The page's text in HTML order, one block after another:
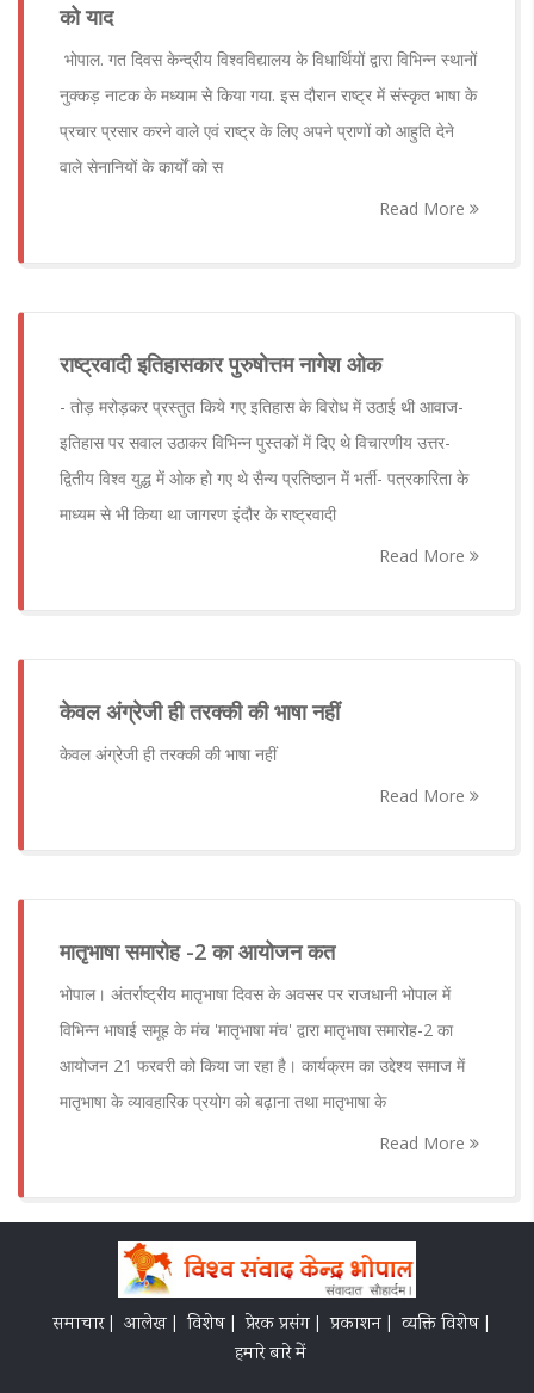
को याद
भोपाल. गत दिवस केन्द्रीय विश्वविद्यालय के विधार्थियों द्वारा विभिन्न स्थानों
नुक्कड़ नाटक के मध्याम से किया गया. इस दौरान राष्ट्र में संस्कृत भाषा के
प्रचार प्रसार करने वाले एवं राष्ट्र के लिए अपने प्राणों को आहुति देने
वाले सेनानियों के कार्यों को स
Read More
राष्ट्रवादी इतिहासकार पुरुषोत्तम नागेश ओक
- तोड़ मरोड़कर प्रस्तुत किये गए इतिहास के विरोध में उठाई थी आवाज-
इतिहास पर सवाल उठाकर विभिन्न पुस्तकों में दिए थे विचारणीय उत्तर-
द्वितीय विश्व युद्ध में ओक हो गए थे सैन्य प्रतिष्ठान में भर्ती- पत्रकारिता के
माध्यम से भी किया था जागरण इंदौर के राष्ट्रवादी
Read More
केवल अंग्रेजी ही तरक्की की भाषा नहीं
केवल अंग्रेजी ही तरक्की की भाषा नहीं
Read More
मातृभाषा समारोह -2 का आयोजन कत
भोपाल। अंतर्राष्ट्रीय मातृभाषा दिवस के अवसर पर राजधानी भोपाल में
विभिन्न भाषाई समूह के मंच 'मातृभाषा मंच' द्वारा मातृभाषा समारोह-2 का
आयोजन 21 फरवरी को किया जा रहा है। कार्यक्रम का उद्देश्य समाज में
मातृभाषा के व्यावहारिक प्रयोग को बढ़ाना तथा मातृभाषा के
Read More
समाचार | आलेख | विशेष | प्रेरक प्रसंग | प्रकाशन |
व्यक्ति विशेष |
हमारे बारे में